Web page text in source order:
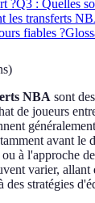
?Q3 : Quelles
les transferts
fiables ?
)
NBA sont
de joueurs
avant le
à l'approche
varier, allant
des stratégies